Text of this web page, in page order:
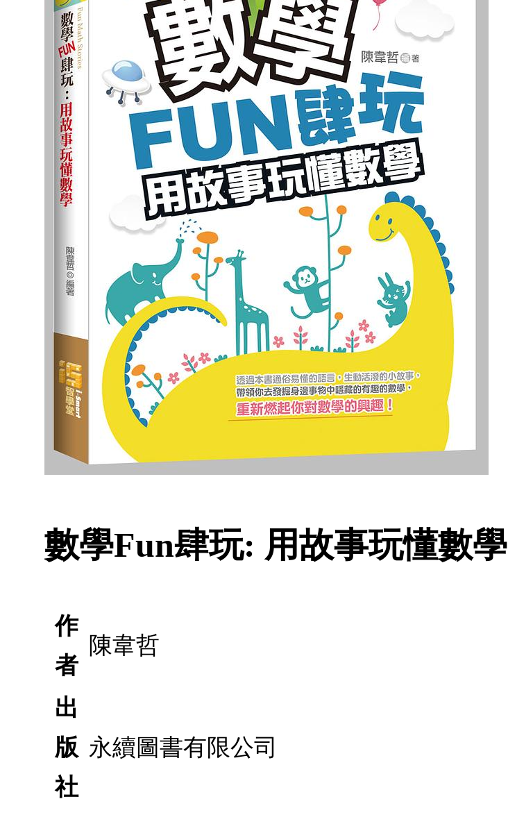
數學Fun肆玩: 用故事玩懂數學
作
者
陳韋哲
出
版
社
永續圖書有限公司